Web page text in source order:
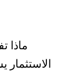
ماذا